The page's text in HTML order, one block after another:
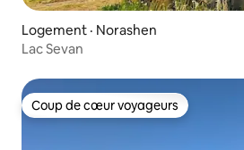
Logement · Norashen
Lac Sevan
Coup de cœur voyageurs
Coup de cœur voyageurs